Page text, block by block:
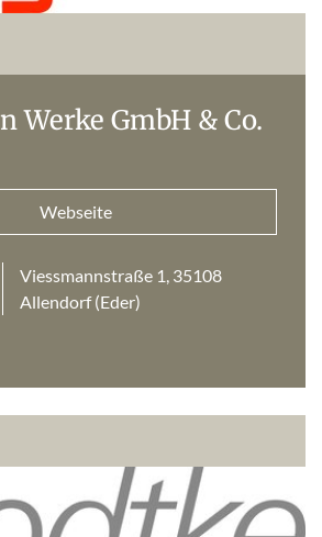
Werke GmbH & Co.
Webseite
Viessmannstraße 1, 35108
Allendorf (Eder)